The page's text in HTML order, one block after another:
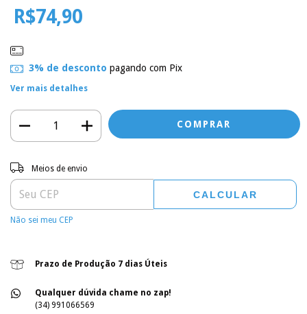
R$74,90
3% de desconto pagando com Pix
Ver mais detalhes
Entregas para o CEP:
Meios de envio
CALCULAR
Não sei meu CEP
Prazo de Produção 7 dias Úteis
Qualquer dúvida chame no zap!
(34) 991066569